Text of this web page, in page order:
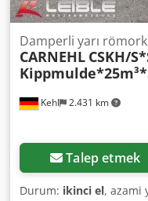
Kehl 2.431 km
Damperli yarı römork
CARNEHL CSKH/
Talep etmek
Durum: ikinci el, azami